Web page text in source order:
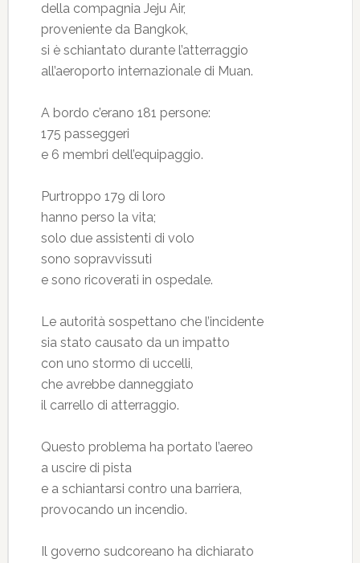
della compagnia Jeju Air,
proveniente da Bangkok,
si è schiantato durante l’atterraggio
all’aeroporto internazionale di Muan.
A bordo c’erano 181 persone:
175 passeggeri
e 6 membri dell’equipaggio.
Purtroppo 179 di loro
hanno perso la vita;
solo due assistenti di volo
sono sopravvissuti
e sono ricoverati in ospedale.
Le autorità sospettano che l’incidente
sia stato causato da un impatto
con uno stormo di uccelli,
che avrebbe danneggiato
il carrello di atterraggio.
Questo problema ha portato l’aereo
a uscire di pista
e a schiantarsi contro una barriera,
provocando un incendio.
Il governo sudcoreano ha dichiarato